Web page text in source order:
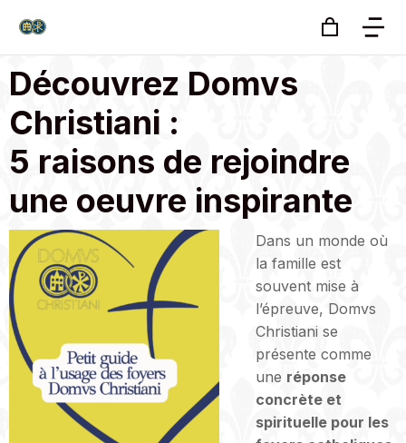
Découvrez Domvs
Christiani :
5 raisons de rejoindre
une oeuvre inspirante
Dans un monde où
la famille est
souvent mise à
l’épreuve, Domvs
Christiani se
présente comme
une réponse
concrète et
spirituelle pour les